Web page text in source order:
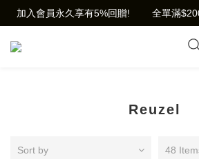
加入會員永久享有5%回贈!        全單滿
Reuzel
Sort by 48